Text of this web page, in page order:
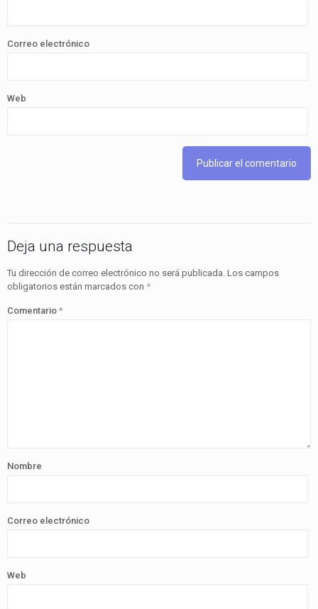
Correo electrónico
Web
Deja una respuesta
Tu dirección de correo electrónico no será publicada. Los campos
obligatorios están marcados con *
Comentario *
Nombre
Correo electrónico
Web